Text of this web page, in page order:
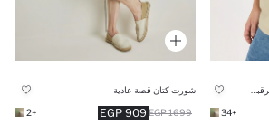
+34
شورت كتان قصة عادية
909 EGP 1699 EGP
+2